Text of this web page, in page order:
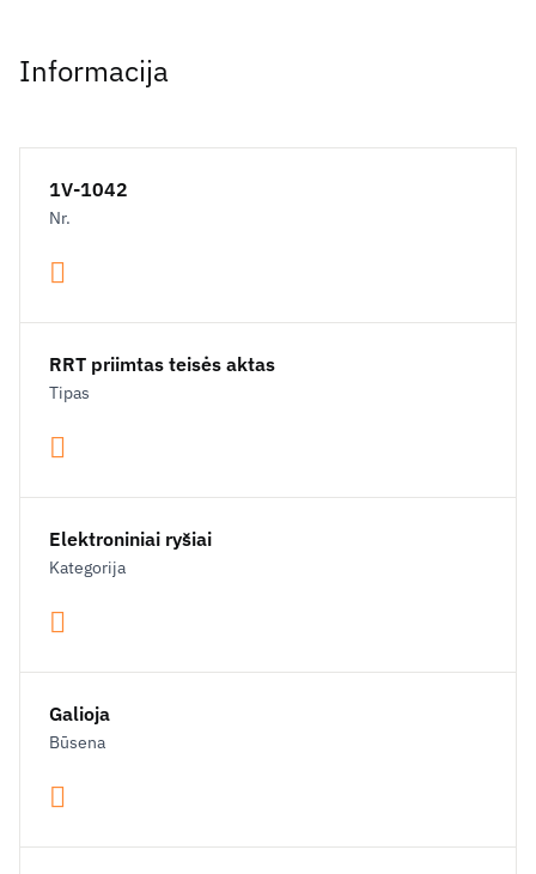
Informacija
1V-1042
Nr.
RRT priimtas teisės aktas
Tipas
Elektroniniai ryšiai
Kategorija
Galioja
Būsena